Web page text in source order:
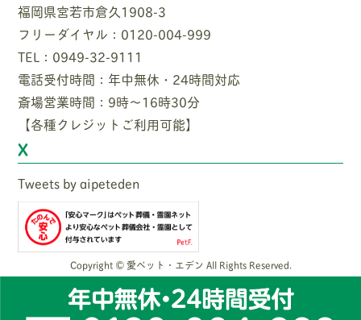
福岡県宮若市倉久1908-3
フリーダイヤル：0120-004-999
TEL：0949-32-9111
電話受付時間：年中無休・24時間対応
斎場営業時間：9時〜16時30分
【各種クレジットご利用可能】
X
Tweets by aipeteden
Copyright © 愛ペット・エデン All Rights Reserved.